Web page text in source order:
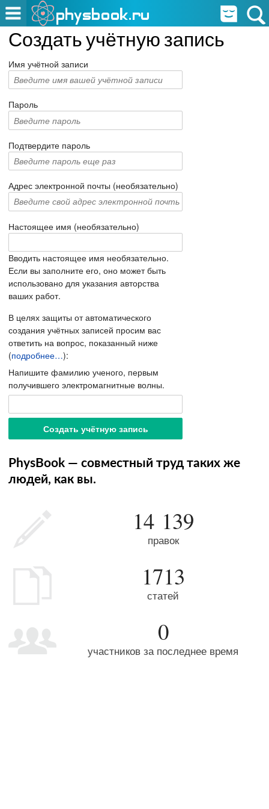
Создать учётную запись
Имя учётной записи
Пароль
Подтвердите пароль
Адрес электронной почты (необязательно)
Настоящее имя (необязательно)
Вводить настоящее имя необязательно.
Если вы заполните его, оно может быть
использовано для указания авторства
ваших работ.
В целях защиты от автоматического
создания учётных записей просим вас
ответить на вопрос, показанный ниже
(подробнее…):
Напишите фамилию ученого, первым
получившего электромагнитные волны.
PhysBook — совместный труд таких же
людей, как вы.
14 139
правок
1713
статей
0
участников за последнее время